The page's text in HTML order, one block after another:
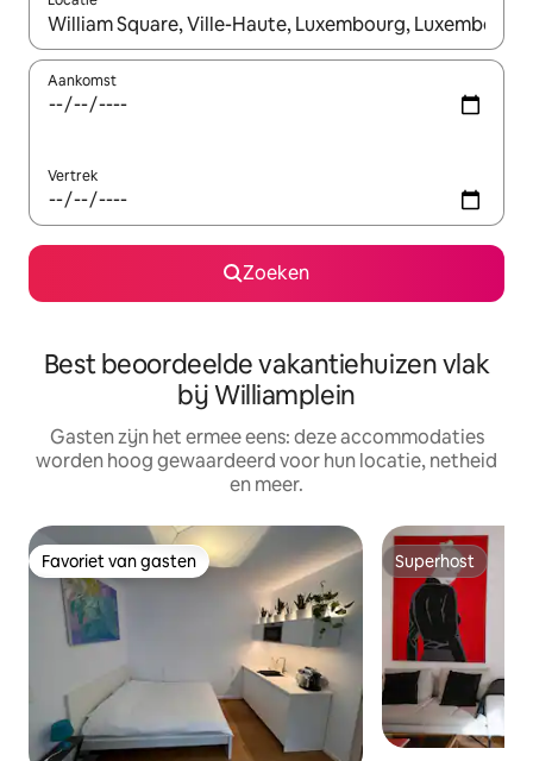
Wanneer er suggesties beschikbaar zijn, maak je een keuze
Aankomst
Vertrek
Zoeken
Best beoordeelde vakantiehuizen vlak
bij Williamplein
Gasten zijn het ermee eens: deze accommodaties
worden hoog gewaardeerd voor hun locatie, netheid
en meer.
Favoriet van gasten
Favoriet van gasten Superhost
Superhost